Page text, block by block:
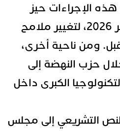
الإجراءات حيز
التنفيذ مع حلول شتنبر 2026، لتغيير ملامح
ومن ناحية أخرى،
حزب النهضةإلى
الكبرى داخل
التشريعي إلى مجلس